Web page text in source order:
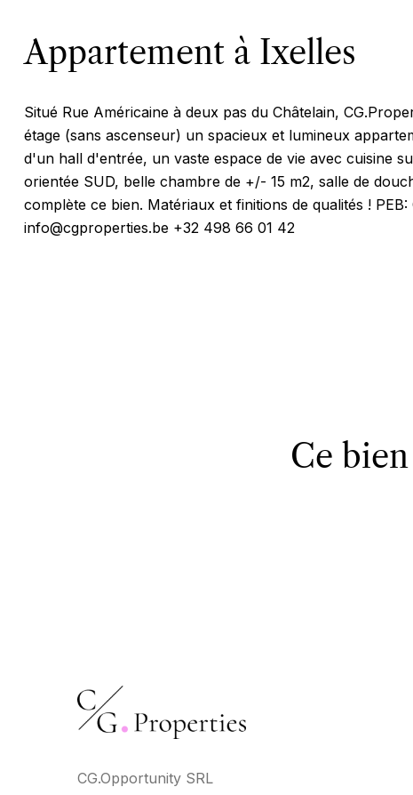
Appartement à Ixelles
Situé Rue Américaine à deux pas du Châtelain,
étage (sans ascenseur) un spacieux et lumineux
d'un hall d'entrée, un vaste espace de vie avec cuisine
orientée SUD, belle chambre de +/- 15 m2, salle de
complète ce bien. Matériaux et finitions de qualités !
info@cgproperties.be +32 498 66 01 42
Ce
CG.Opportunity SRL